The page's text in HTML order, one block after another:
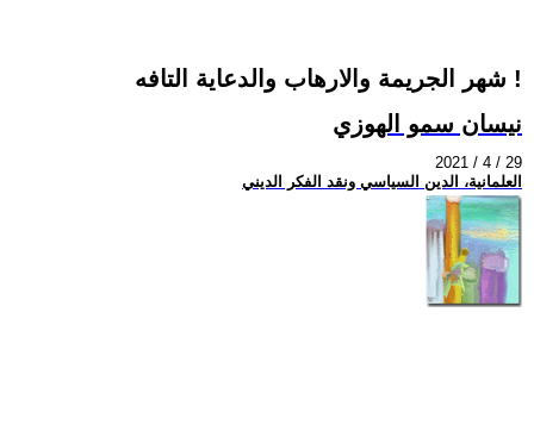
شهر الجريمة والارهاب والدعاية التافه !
نيسان سمو الهوزي
2021 / 4 / 29
العلمانية، الدين السياسي ونقد الفكر الديني